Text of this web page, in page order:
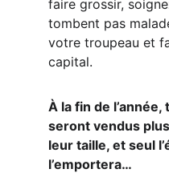
faire grossir,
tombent pas
votre troupeau et
capital.
À la fin de
seront vendus
leur taille, et seul
l’emportera…